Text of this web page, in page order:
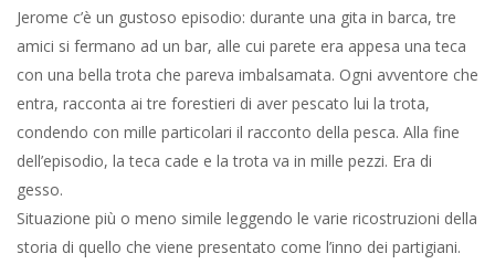
Jerome c’è un gustoso episodio: durante una gita in barca, tre
amici si fermano ad un bar, alle cui parete era appesa una teca
con una bella trota che pareva imbalsamata. Ogni avventore che
entra, racconta ai tre forestieri di aver pescato lui la trota,
condendo con mille particolari il racconto della pesca. Alla fine
dell’episodio, la teca cade e la trota va in mille pezzi. Era di
gesso.
Situazione più o meno simile leggendo le varie ricostruzioni della
storia di quello che viene presentato come l’inno dei partigiani.